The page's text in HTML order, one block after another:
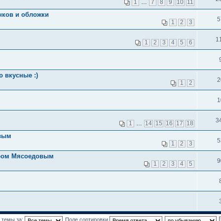
1 7 8 9 10 11
и обложки
1 2 3
1 2 3 4 5 6
вкусные :)
1 2
1 14 15 16 17 18
1 2 3
Мясоедовым
1 2 3 4 5
темы за: Поле сортировки